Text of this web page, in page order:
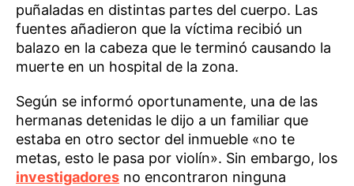
puñaladas en distintas partes del cuerpo. Las
fuentes añadieron que la víctima recibió un
balazo en la cabeza que le terminó causando la
muerte en un hospital de la zona.
Según se informó oportunamente, una de las
hermanas detenidas le dijo a un familiar que
estaba en otro sector del inmueble «no te
metas, esto le pasa por violín». Sin embargo, los
investigadores no encontraron ninguna